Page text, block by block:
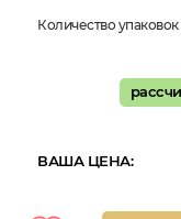
Количество упаковок
ВАША ЦЕНА: